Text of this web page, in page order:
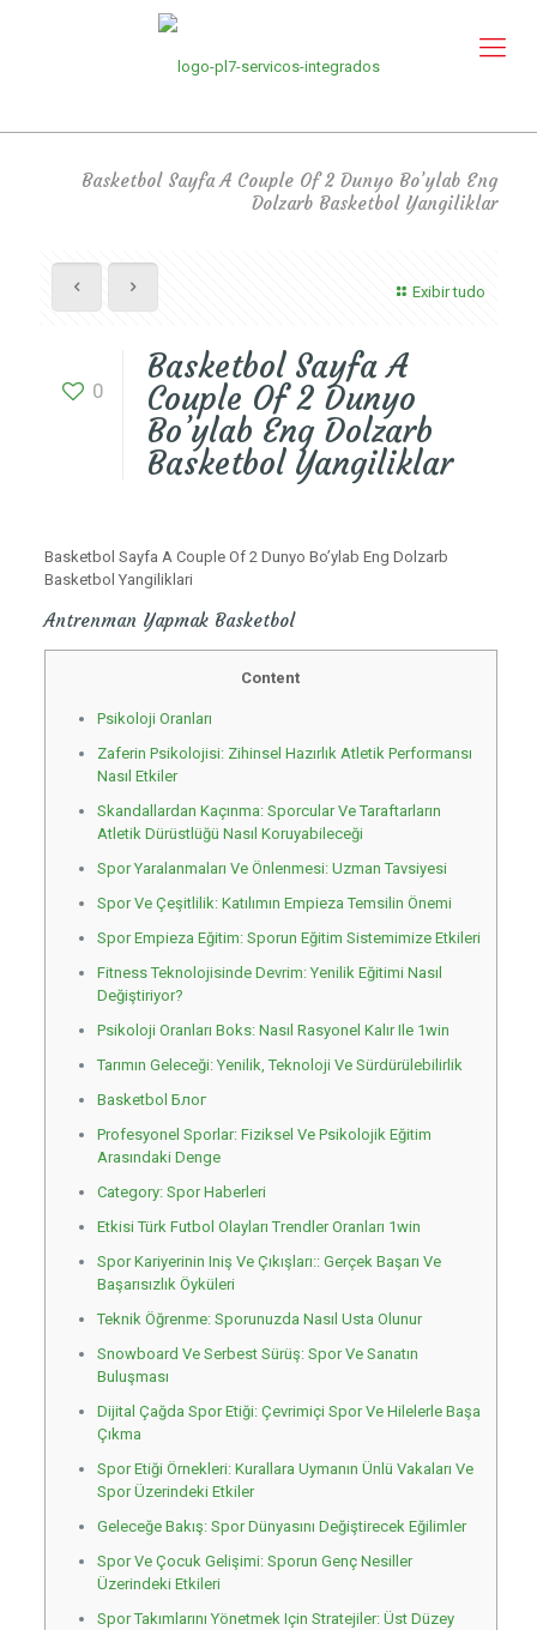
Basketbol Sayfa A Couple Of 2 Dunyo Bo’ylab Eng
Dolzarb Basketbol Yangiliklar
Exibir tudo
0
Basketbol Sayfa A
Couple Of 2 Dunyo
Bo’ylab Eng Dolzarb
Basketbol Yangiliklar
Basketbol Sayfa A Couple Of 2 Dunyo Bo’ylab Eng Dolzarb
Basketbol Yangiliklari
Antrenman Yapmak Basketbol
Content
Psikoloji Oranları
Zaferin Psikolojisi: Zihinsel Hazırlık Atletik Performansı
Nasıl Etkiler
Skandallardan Kaçınma: Sporcular Ve Taraftarların
Atletik Dürüstlüğü Nasıl Koruyabileceği
Spor Yaralanmaları Ve Önlenmesi: Uzman Tavsiyesi
Spor Ve Çeşitlilik: Katılımın Empieza Temsilin Önemi
Spor Empieza Eğitim: Sporun Eğitim Sistemimize Etkileri
Fitness Teknolojisinde Devrim: Yenilik Eğitimi Nasıl
Değiştiriyor?
Psikoloji Oranları Boks: Nasıl Rasyonel Kalır Ile 1win
Tarımın Geleceği: Yenilik, Teknoloji Ve Sürdürülebilirlik
Basketbol Блог
Profesyonel Sporlar: Fiziksel Ve Psikolojik Eğitim
Arasındaki Denge
Category: Spor Haberleri
Etkisi Türk Futbol Olayları Trendler Oranları 1win
Spor Kariyerinin Iniş Ve Çıkışları:: Gerçek Başarı Ve
Başarısızlık Öyküleri
Teknik Öğrenme: Sporunuzda Nasıl Usta Olunur
Snowboard Ve Serbest Sürüş: Spor Ve Sanatın
Buluşması
Dijital Çağda Spor Etiği: Çevrimiçi Spor Ve Hilelerle Başa
Çıkma
Spor Etiği Örnekleri: Kurallara Uymanın Ünlü Vakaları Ve
Spor Üzerindeki Etkiler
Geleceğe Bakış: Spor Dünyasını Değiştirecek Eğilimler
Spor Ve Çocuk Gelişimi: Sporun Genç Nesiller
Üzerindeki Etkileri
Spor Takımlarını Yönetmek Için Stratejiler: Üst Düzey